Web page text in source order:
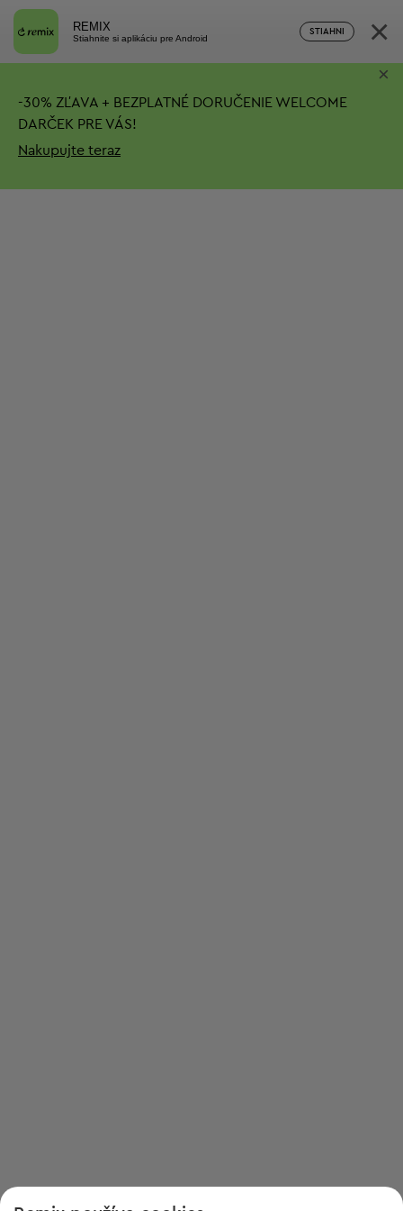
REMIX
Stiahnite si aplikáciu pre Android
STIAHNI ×
-30% ZĽAVA + BEZPLATNÉ DORUČENIE WELCOME
DARČEK PRE VÁS!
Nakupujte teraz
×